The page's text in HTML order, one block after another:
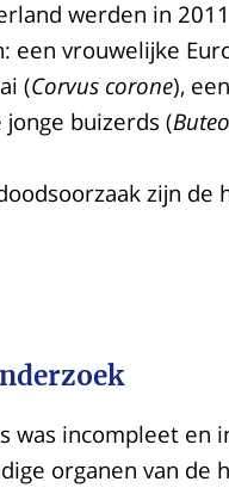
werden in
een vrouwelijke
(Corvus corone),
jonge buizerds (
zijn de
was incompleet en
organen van de